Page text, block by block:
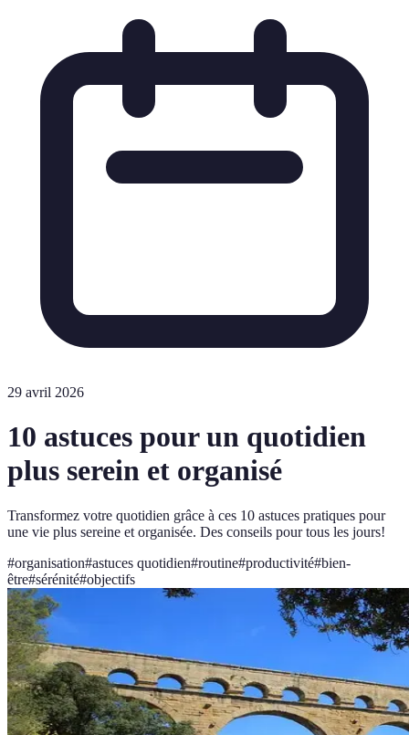
29 avril 2026
10 astuces pour un quotidien
plus serein et organisé
Transformez votre quotidien grâce à ces 10 astuces pratiques pour
une vie plus sereine et organisée. Des conseils pour tous les jours!
#organisation#astuces quotidien#routine#productivité#bien-
être#sérénité#objectifs